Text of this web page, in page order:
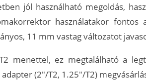
jól használható megoldás,
használatakor
11 mm vastag változatot
menettel, ez megtalálható a
(2"/T2, 1.25"/T2)